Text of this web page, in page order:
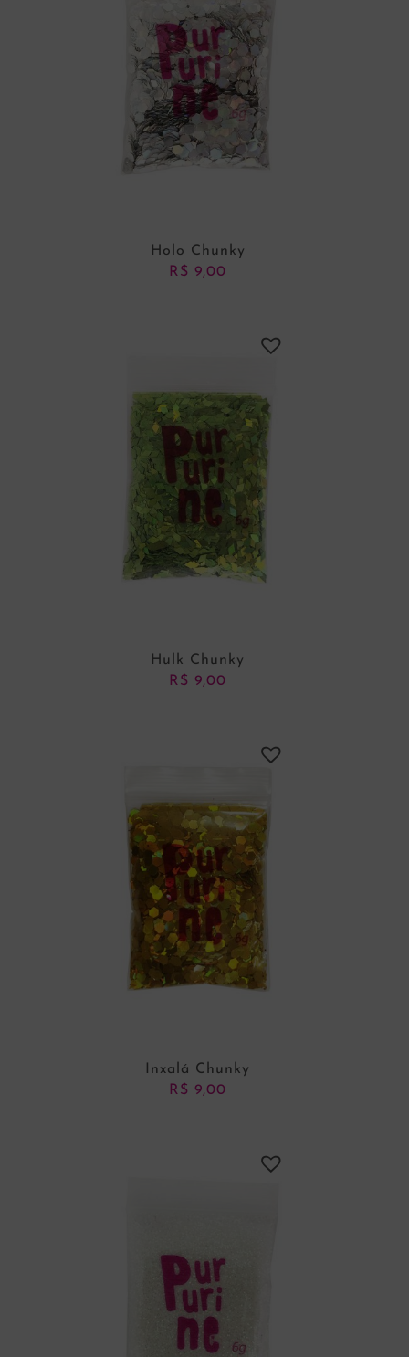
Holo Chunky
R$ 9,00
Hulk Chunky
R$ 9,00
Inxalá Chunky
R$ 9,00